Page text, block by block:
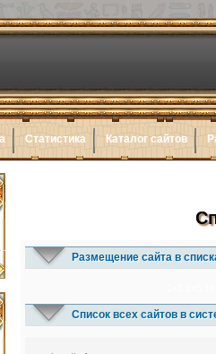
Статистика Каталог сайтов
Размещение сайта в
Список всех сайтов в